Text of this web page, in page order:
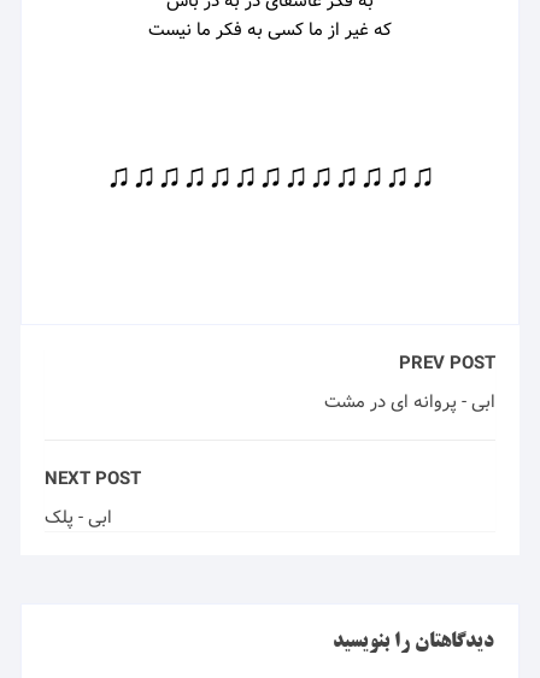
که غیر از ما کسی به فکر ما نیست
♫♫♫♫♫♫♫♫♫♫♫♫♫
PREV POST
ابی - پروانه ای در مشت
NEXT POST
ابی - پلک
دیدگاهتان را بنویسید